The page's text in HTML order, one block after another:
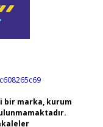
bir marka, kurum